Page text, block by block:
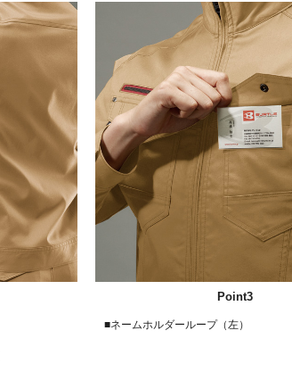
Point3
■ネームホルダーループ（左）